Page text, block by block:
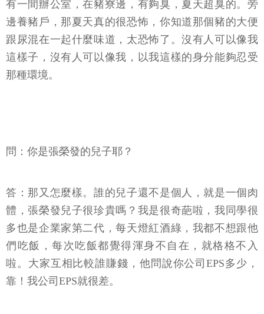
有一間辦公室，在豬寮邊，有夠臭，夏天超臭的。旁
邊養豬戶，那夏天真的很恐怖，你知道那個豬的大便
跟尿混在一起什麼味道，太恐怖了。沒有人可以像我
這樣子，沒有人可以像我，以我這樣的身分能夠忍受
那種環境。
問：你是張榮發的兒子耶？
答：那又怎麼樣。誰的兒子還不是個人，就是一個肉
體，張榮發兒子很珍貴嗎？我是很奇葩啦，我同學很
多也是企業家第二代，每天燈紅酒綠，我都不想跟他
們吃飯，每次吃飯都覺得渾身不自在，就格格不入
啦。大家互相比較誰賺錢，他問說你公司EPS多少，
靠！我公司EPS就很差。